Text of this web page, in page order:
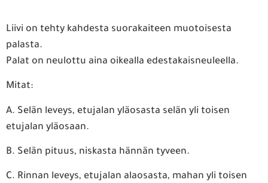
Liivi on tehty kahdesta suorakaiteen muotoisesta
palasta.
Palat on neulottu aina oikealla edestakaisneuleella.
Mitat:
A. Selän leveys, etujalan yläosasta selän yli toisen
etujalan yläosaan.
B. Selän pituus, niskasta hännän tyveen.
C. Rinnan leveys, etujalan alaosasta, mahan yli toisen